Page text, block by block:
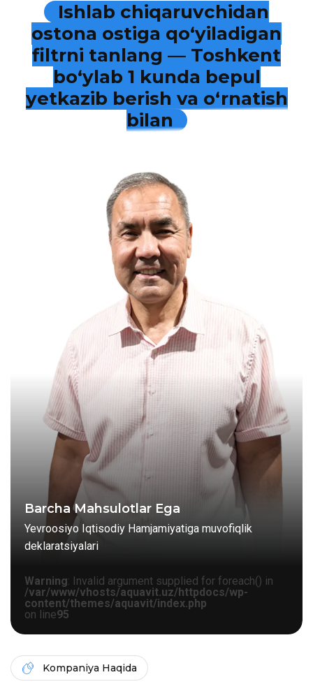
Ishlab chiqaruvchidan
ostona ostiga qo‘yiladigan
filtrni tanlang — Toshkent
bo‘ylab 1 kunda bepul
yetkazib berish va o‘rnatish
bilan
Barcha Mahsulotlar Ega
Yevroosiyo Iqtisodiy Hamjamiyatiga muvofiqlik
deklaratsiyalari
Warning: Invalid argument supplied for foreach() in
/var/www/vhosts/aquavit.uz/httpdocs/wp-
content/themes/aquavit/index.php
on line95
Kompaniya Haqida